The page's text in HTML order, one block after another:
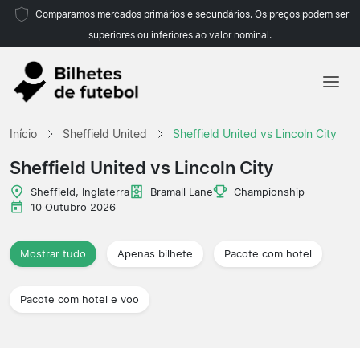
Comparamos mercados primários e secundários. Os preços podem ser
superiores ou inferiores ao valor nominal.
Início Sheffield United Sheffield United vs Lincoln City
Sheffield United vs Lincoln City
Sheffield, Inglaterra Bramall Lane
Championship
10 Outubro 2026
Mostrar tudo Apenas bilhete Pacote com hotel
Pacote com hotel e voo